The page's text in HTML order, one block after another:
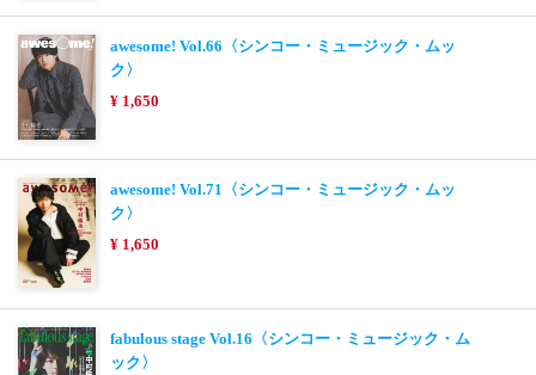
awesome! Vol.66〈シンコー・ミュージック・ムッ
ク〉
¥ 1,650
awesome! Vol.71〈シンコー・ミュージック・ムッ
ク〉
¥ 1,650
fabulous stage Vol.16〈シンコー・ミュージック・ム
ック〉